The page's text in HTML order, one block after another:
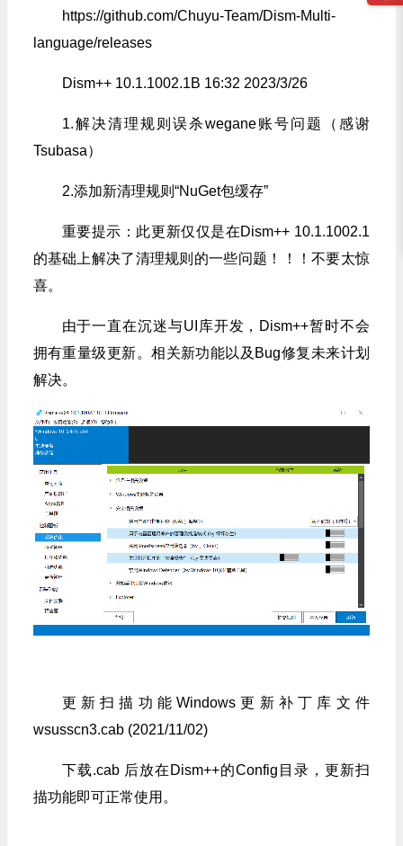
https://github.com/Chuyu-Team/Dism-Multi-
language/releases
Dism++ 10.1.1002.1B 16:32 2023/3/26
1.解决清理规则误杀wegane账号问题（感谢
Tsubasa）
2.添加新清理规则“NuGet包缓存”
重要提示：此更新仅仅是在Dism++ 10.1.1002.1
的基础上解决了清理规则的一些问题！！！不要太惊
喜。
由于一直在沉迷与UI库开发，Dism++暂时不会
拥有重量级更新。相关新功能以及Bug修复未来计划
解决。
更新扫描功能Windows更新补丁库文件
wsusscn3.cab (2021/11/02)
下载.cab 后放在Dism++的Config目录，更新扫
描功能即可正常使用。